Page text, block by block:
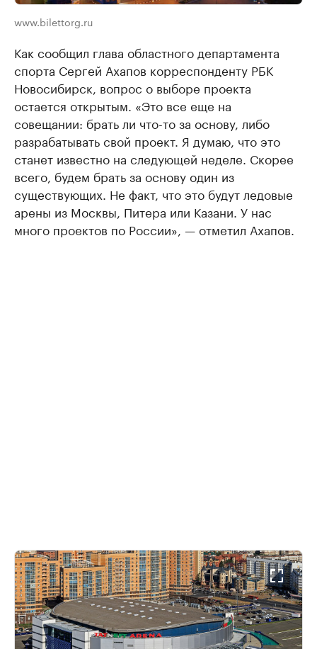
www.bilettorg.ru
Как сообщил глава областного департамента
спорта Сергей Ахапов корреспонденту РБК
Новосибирск, вопрос о выборе проекта
остается открытым. «Это все еще на
совещании: брать ли что-то за основу, либо
разрабатывать свой проект. Я думаю, что это
станет известно на следующей неделе. Скорее
всего, будем брать за основу один из
существующих. Не факт, что это будут ледовые
арены из Москвы, Питера или Казани. У нас
много проектов по России», — отметил Ахапов.